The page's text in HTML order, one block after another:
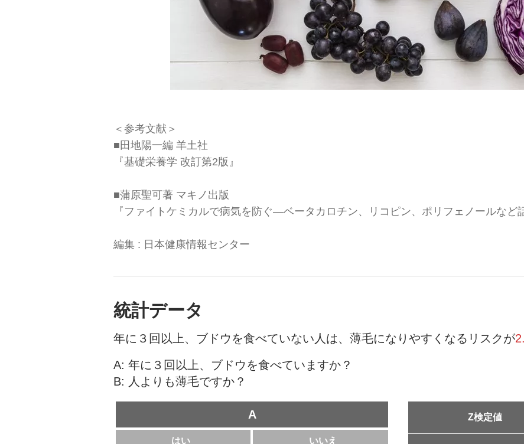
＜参考文献＞
■田地陽一編 羊土社
『基礎栄養学 改訂第2版』
■蒲原聖可著 マキノ出版
『ファイトケミカルで病気を防ぐ—ベータカロチン、リコピン、ポリフェノールなど
編集 : 日本健康情報センター
統計データ
年に３回以上、ブドウを食べていない人は、薄毛になりやすくなるリスクが
A: 年に３回以上、ブドウを食べていますか？
B: 人よりも薄毛ですか？
A
はい いいえ
Z検定値